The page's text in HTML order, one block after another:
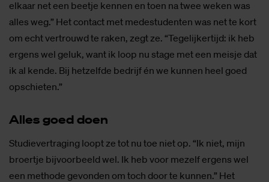
elkaar net een beetje kennen en toen na twee weken was
alles weg.” Het contact met medestudenten was net te kort
om echt vertrouwd te raken, zegt ze. “Tegelijkertijd: ik heb
ergens wel geluk, want ik loop nu stage met een meisje dat
ik al kende. Bij hetzelfde bedrijf én we kunnen heel goed
opschieten.”
Al­les goed doen
Studievertraging loopt ze tot nu toe niet op. “Ik niet, mijn
broertje bijvoorbeeld wel. Ik heb voor mezelf ergens wel
een methode gevonden om toch door te kunnen.” Het